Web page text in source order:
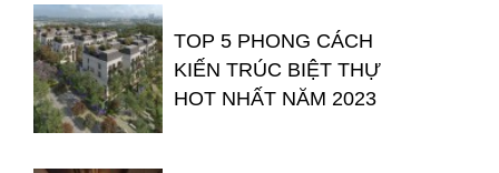
TOP 5 PHONG CÁCH
KIẾN TRÚC BIỆT THỰ
HOT NHẤT NĂM 2023